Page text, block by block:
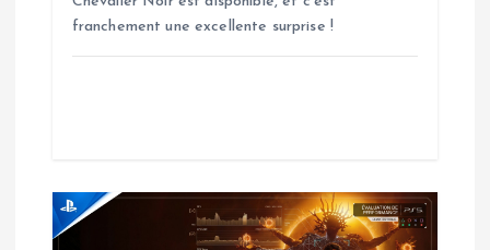
t
franchement une excellente surprise !